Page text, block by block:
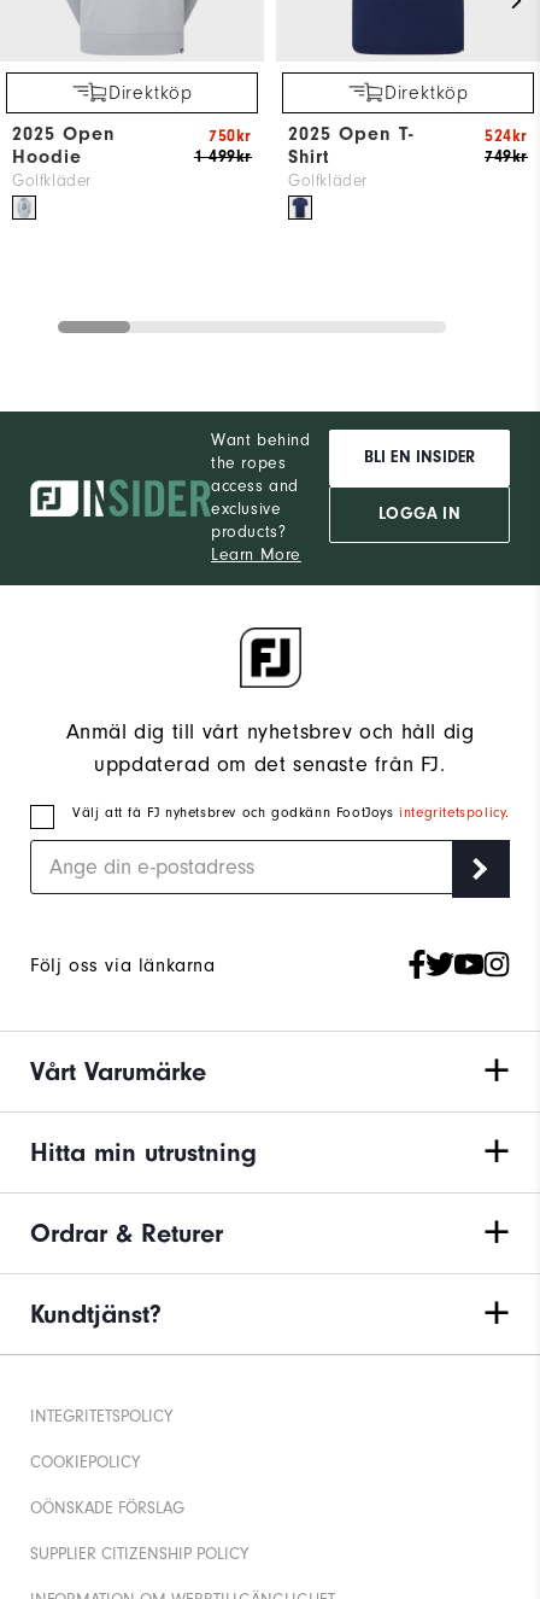
Direktköp
2025 Open
Hoodie
Golfkläder
1 499kr
750kr
Direktköp
2025 Open T-
Shirt
Golfkläder
749kr
524kr
Want behind
the ropes
access and
exclusive
products?
Learn More
BLI EN INSIDER
LOGGA IN
Anmäl dig till vårt nyhetsbrev och håll dig
uppdaterad om det senaste från FJ.
Välj att få FJ nyhetsbrev och godkänn FootJoysintegritetspolicy.
Följ oss via länkarna
Vårt Varumärke
Hitta min utrustning
Ordrar & Returer
Kundtjänst?
INTEGRITETSPOLICY
COOKIEPOLICY
OÖNSKADE FÖRSLAG
SUPPLIER CITIZENSHIP POLICY